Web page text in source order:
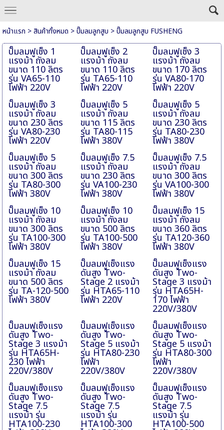
หน้าแรก >สินค้าทั้งหมด >ปั๊มลมลูกสูบ >ปั๊มลมลูกสูบ FUSHENG
ปั๊มลมฟูเช็ง 1
แรงม้า ถังลม
ขนาด 110 ลิตร
รุ่น VA65-110
ไฟฟ้า 220V
ปั๊มลมฟูเช็ง 2
แรงม้า ถังลม
ขนาด 110 ลิตร
รุ่น TA65-110
ไฟฟ้า 220V
ปั๊มลมฟูเช็ง 3
แรงม้า ถังลม
ขนาด 170 ลิตร
รุ่น VA80-170
ไฟฟ้า 220V
ปั๊มลมฟูเช็ง 3
แรงม้า ถังลม
ขนาด 230 ลิตร
รุ่น VA80-230
ไฟฟ้า 220V
ปั๊มลมฟูเช็ง 5
แรงม้า ถังลม
ขนาด 115 ลิตร
รุ่น TA80-115
ไฟฟ้า 380V
ปั๊มลมฟูเช็ง 5
แรงม้า ถังลม
ขนาด 230 ลิตร
รุ่น TA80-230
ไฟฟ้า 380V
ปั๊มลมฟูเช็ง 5
แรงม้า ถังลม
ขนาด 300 ลิตร
รุ่น TA80-300
ไฟฟ้า 380V
ปั๊มลมฟูเช็ง 7.5
แรงม้า ถังลม
ขนาด 230 ลิตร
รุ่น VA100-230
ไฟฟ้า 380V
ปั๊มลมฟูเช็ง 7.5
แรงม้า ถังลม
ขนาด 300 ลิตร
รุ่น VA100-300
ไฟฟ้า 380V
ปั๊มลมฟูเช็ง 10
แรงม้า ถังลม
ขนาด 300 ลิตร
รุ่น TA100-300
ไฟฟ้า 380V
ปั๊มลมฟูเช็ง 10
แรงม้า ถังลม
ขนาด 500 ลิตร
รุ่น TA100-500
ไฟฟ้า 380V
ปั๊มลมฟูเช็ง 15
แรงม้า ถังลม
ขนาด 360 ลิตร
รุ่น TA120-360
ไฟฟ้า 380V
ปั๊มลมฟูเช็ง 15
แรงม้า ถังลม
ขนาด 500 ลิตร
รุ่น TA-120-500
ไฟฟ้า 380V
ปั๊มลมฟูเช็งแรง
ดันสูง Two-
Stage 2 แรงม้า
รุ่น HTA65-110
ไฟฟ้า 220V
ปั๊มลมฟูเช็งแรง
ดันสูง Two-
Stage 3 แรงม้า
รุ่น HTA65H-
170 ไฟฟ้า
220V/380V
ปั๊มลมฟูเช็งแรง
ดันสูง Two-
Stage 3 แรงม้า
รุ่น HTA65H-
230 ไฟฟ้า
220V/380V
ปั๊มลมฟูเช็งแรง
ดันสูง Two-
Stage 5 แรงม้า
รุ่น HTA80-230
ไฟฟ้า
220V/380V
ปั๊มลมฟูเช็งแรง
ดันสูง Two-
Stage 5 แรงม้า
รุ่น HTA80-300
ไฟฟ้า
220V/380V
ปั๊มลมฟูเช็งแรง
ดันสูง Two-
Stage 7.5
แรงม้า รุ่น
HTA100-230
ปั๊มลมฟูเช็งแรง
ดันสูง Two-
Stage 7.5
แรงม้า รุ่น
HTA100-300
ปั๊มลมฟูเช็งแรง
ดันสูง Two-
Stage 7.5
แรงม้า รุ่น
HTA100-500